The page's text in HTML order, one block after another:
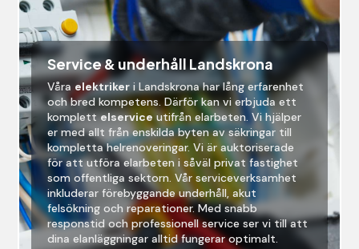
Service & underhåll Landskrona
Våra elektriker i Landskronahar lång erfarenhet
och bred kompetens. Därför kan vi erbjuda ett
komplett elservice utifrån elarbeten. Vi hjälper
er med allt från enskilda byten av säkringar till
kompletta helrenoveringar. Vi är auktoriserade
för att utföra elarbeten i såväl privat fastighet
som offentliga sektorn. Vår serviceverksamhet
inkluderar förebyggande underhåll, akut
felsökning och reparationer. Med snabb
responstid och professionell service ser vi till att
dina elanläggningar alltid fungerar optimalt.